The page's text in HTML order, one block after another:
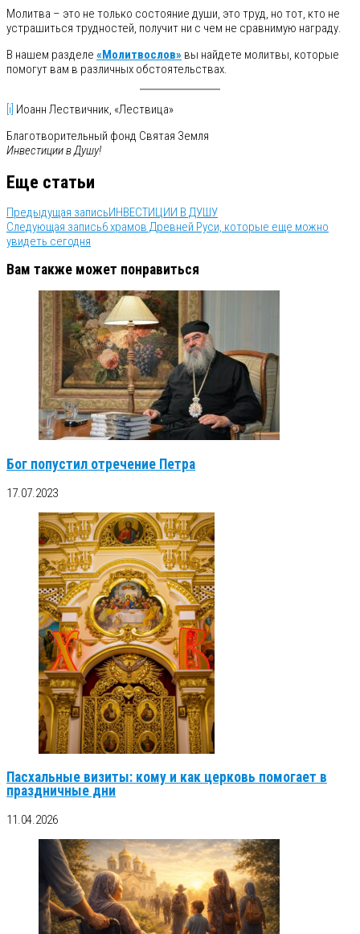
Молитва – это не только состояние души, это труд, но тот, кто не
устрашиться трудностей, получит ни с чем не сравнимую награду.
В нашем разделе «Молитвослов» вы найдете молитвы, которые
помогут вам в различных обстоятельствах.
[i] Иоанн Лествичник, «Лествица»
Благотворительный фонд Святая Земля
Инвестиции в Душу!
Еще статьи
Предыдущая записьИНВЕСТИЦИИ В ДУШУ
Следующая запись6 храмов Древней Руси, которые еще можно
увидеть сегодня
Вам также может понравиться
Бог попустил отречение Петра
17.07.2023
Пасхальные визиты: кому и как церковь помогает в
праздничные дни
11.04.2026